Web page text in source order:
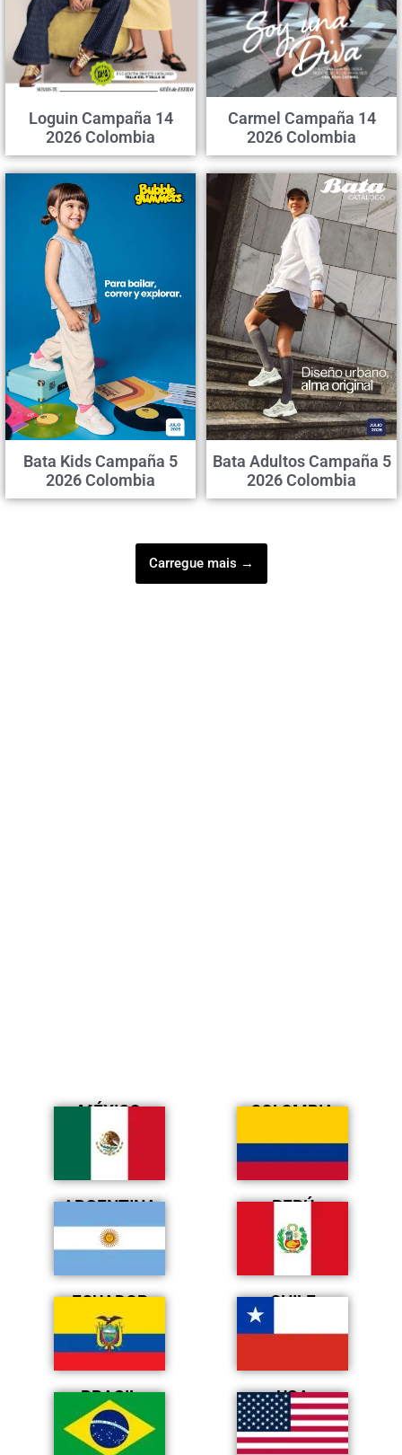
Loguin Campaña 14
2026 Colombia
Carmel Campaña 14
2026 Colombia
Bata Kids Campaña 5
2026 Colombia
Bata Adultos Campaña 5
2026 Colombia
Carregue mais →
MÉXICO COLOMBIA
ARGENTINA PERÚ
ECUADOR CHILE
BRASIL USA